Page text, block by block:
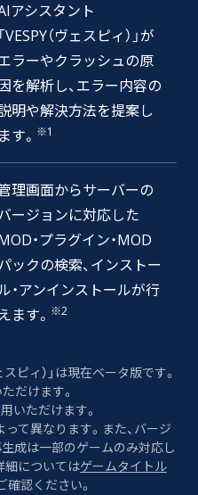
アシスタント
「VESPY（ヴェスピィ）」が
ラーやクラッシュの原
を解析し、エラー内容の
明や解決方法を提案し
ます。 ※1
理画面からサーバーの
ージョンに対応した
・プラグイン・MOD
ックの検索、インストー
・アンインストールが行
えます。 ※2
ピィ）」は現在ベータ版です。
だけます。
いただけます。
て異なります。また、バージ
成は一部のゲームのみ対応し
細についてはゲームタイトル
認ください。